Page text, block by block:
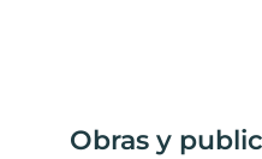
Obras y